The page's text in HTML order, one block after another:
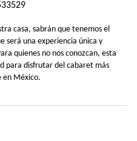
casa, sabrán que tenemos el
será una experiencia única y
quienes no nos conozcan, esta
para disfrutar del cabaret más
en México.